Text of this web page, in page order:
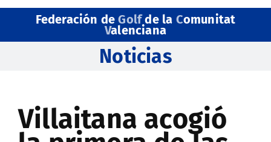
Federación deGolfde la Comunitat
Valenciana
Noticias
Villaitana acogió